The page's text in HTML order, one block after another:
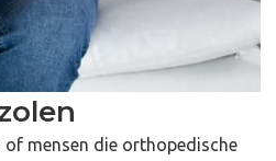
of mensen die orthopedische